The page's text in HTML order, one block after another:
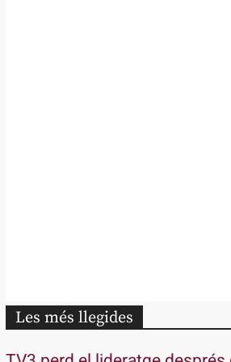
Les més llegides